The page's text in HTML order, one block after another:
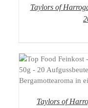
Taylors of
Taylors of